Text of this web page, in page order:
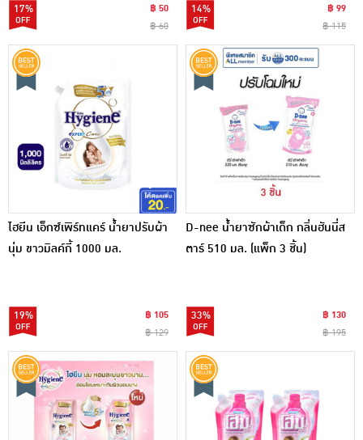
17%
฿ 50
฿ 60
14%
฿ 99
฿ 115
ไฮยีน เอ็กซ์เพิร์ทแคร์ น้ำยาปรับผ้า
นุ่ม ขาวมิลค์กี้ 1000 มล.
19%
฿ 105
฿ 129
D-nee น้ำยาซักผ้าเด็ก กลิ่นฮันนี่ส
ตาร์ 510 มล. (แพ็ก 3 ชิ้น)
33%
฿ 130
฿ 195